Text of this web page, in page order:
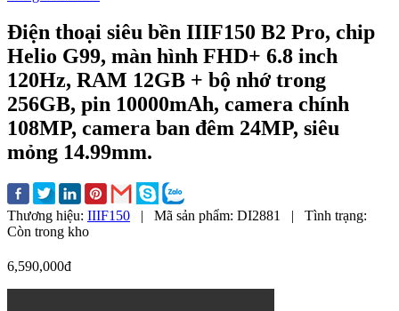
Điện thoại siêu bền IIIF150 B2 Pro, chip
Helio G99, màn hình FHD+ 6.8 inch
120Hz, RAM 12GB + bộ nhớ trong
256GB, pin 10000mAh, camera chính
108MP, camera ban đêm 24MP, siêu
mỏng 14.99mm.
Thương hiệu: IIIF150 | Mã sản phẩm: DI2881 |
Tình trạng:
Còn trong kho
6,590,000đ